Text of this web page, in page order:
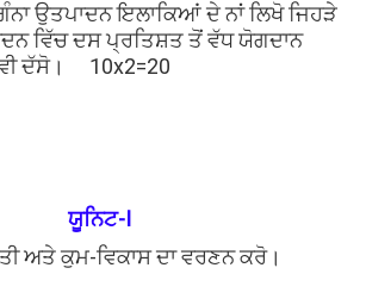
ਉਤਪਾਦਨ ਇਲਾਕਿਆਂ ਦੇ ਨਾਂ ਲਿਖੋ ਜਿਹੜੇ
ਵਿੱਚ ਦਸ ਪ੍ਰਤਿਸ਼ਤ ਤੋਂ ਵੱਧ ਯੋਗਦਾਨ
ਦੱਸੋ।
10x2=20
ਯੂਨਿਟ-I
ਅਤੇ ਕੁਮ-ਵਿਕਾਸ ਦਾ ਵਰਣਨ ਕਰੋ।